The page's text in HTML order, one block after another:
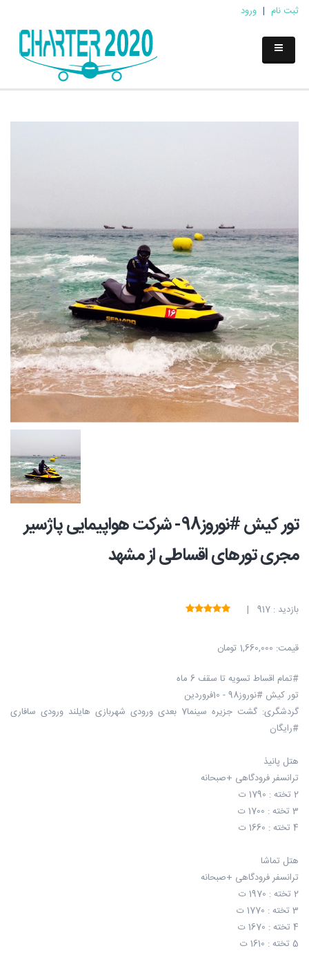
ثبت نام | ورود
تور کیش #نوروز98- شرکت هواپیمایی پاژسیر
مجری تورهای اقساطی از مشهد
بازدید : 917 |
قیمت: 1,660,000 تومان
#تمام اقساط تسویه تا سقف 6 ماه
تور کیش #نوروز98 - 10فروردین
گردشگری: گشت جزیره سینما7 بعدی ورودی شهربازی هایلند ورودی سافاری
#رایگان
هتل پانیذ
ترانسفر فرودگاهی +صبحانه
2 تخته : 1790 ت
3 تخته : 1700 ت
4 تخته : 1660 ت
هتل تماشا
ترانسفر فرودگاهی +صبحانه
2 تخته : 1970 ت
3 تخته : 1770 ت
4 تخته : 1670 ت
5 تخته : 1610 ت